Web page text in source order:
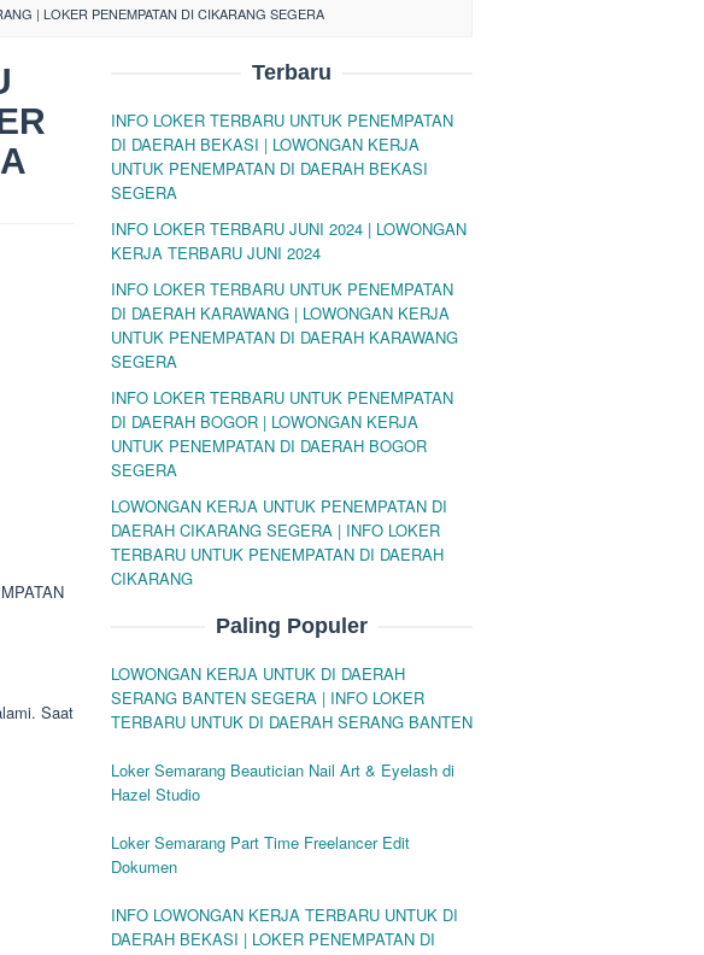
| LOKER PENEMPATAN DI CIKARANG SEGERA
Saat
Terbaru
INFO LOKER TERBARU UNTUK PENEMPATAN
DI DAERAH BEKASI | LOWONGAN KERJA
UNTUK PENEMPATAN DI DAERAH BEKASI
SEGERA
INFO LOKER TERBARU JUNI 2024 | LOWONGAN
KERJA TERBARU JUNI 2024
INFO LOKER TERBARU UNTUK PENEMPATAN
DI DAERAH KARAWANG | LOWONGAN KERJA
UNTUK PENEMPATAN DI DAERAH KARAWANG
SEGERA
INFO LOKER TERBARU UNTUK PENEMPATAN
DI DAERAH BOGOR | LOWONGAN KERJA
UNTUK PENEMPATAN DI DAERAH BOGOR
SEGERA
LOWONGAN KERJA UNTUK PENEMPATAN DI
DAERAH CIKARANG SEGERA | INFO LOKER
TERBARU UNTUK PENEMPATAN DI DAERAH
CIKARANG
Paling Populer
LOWONGAN KERJA UNTUK DI DAERAH
SERANG BANTEN SEGERA | INFO LOKER
TERBARU UNTUK DI DAERAH SERANG BANTEN
Loker Semarang Beautician Nail Art & Eyelash di
Hazel Studio
Loker Semarang Part Time Freelancer Edit
Dokumen
INFO LOWONGAN KERJA TERBARU UNTUK DI
DAERAH BEKASI | LOKER PENEMPATAN DI